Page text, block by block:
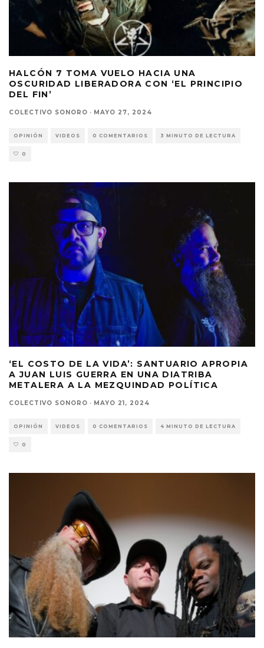
HALCÓN 7 TOMA VUELO HACIA UNA
OSCURIDAD LIBERADORA CON ‘EL PRINCIPIO
DEL FIN’
COLECTIVO SONORO · MAYO 27, 2024
OPINIÓN VIDEOS 0 COMENTARIOS 3 MINUTO DE LECTURA
0
‘EL COSTO DE LA VIDA’: SANTUARIO APROPIA
A JUAN LUIS GUERRA EN UNA DIATRIBA
METALERA A LA MEZQUINDAD POLÍTICA
COLECTIVO SONORO · MAYO 21, 2024
OPINIÓN VIDEOS 0 COMENTARIOS 4 MINUTO DE LECTURA
0